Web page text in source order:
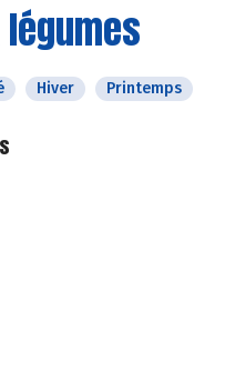
Hiver Printemps